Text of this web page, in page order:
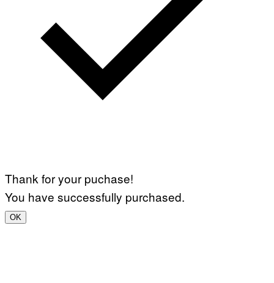
Thank for your puchase!
You have successfully purchased.
OK